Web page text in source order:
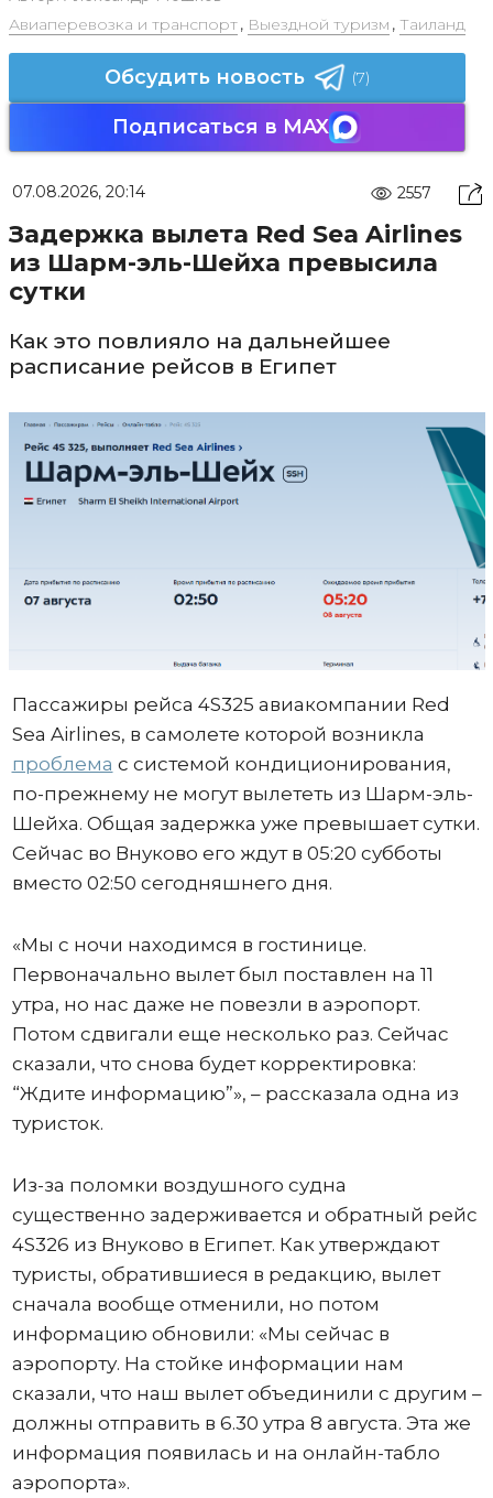
Авиаперевозка и транспорт, Выездной туризм , Таиланд
Обсудить новость (7)
Подписаться в MAX
07.08.2026, 20:14 2557
Задержка вылета Red Sea Airlines
из Шарм-эль-Шейха превысила
сутки
Как это повлияло на дальнейшее
расписание рейсов в Египет
Пассажиры рейса 4S325 авиакомпании Red
Sea Airlines, в самолете которой возникла
проблема с системой кондиционирования,
по-прежнему не могут вылететь из Шарм-эль-
Шейха. Общая задержка уже превышает сутки.
Сейчас во Внуково его ждут в 05:20 субботы
вместо 02:50 сегодняшнего дня.
«Мы с ночи находимся в гостинице.
Первоначально вылет был поставлен на 11
утра, но нас даже не повезли в аэропорт.
Потом сдвигали еще несколько раз. Сейчас
сказали, что снова будет корректировка:
“Ждите информацию”», – рассказала одна из
туристок.
Из-за поломки воздушного судна
существенно задерживается и обратный рейс
4S326 из Внуково в Египет. Как утверждают
туристы, обратившиеся в редакцию, вылет
сначала вообще отменили, но потом
информацию обновили: «Мы сейчас в
аэропорту. На стойке информации нам
сказали, что наш вылет объединили с другим –
должны отправить в 6.30 утра 8 августа. Эта же
информация появилась и на онлайн-табло
аэропорта».